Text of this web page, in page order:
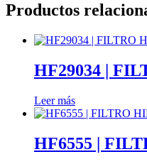
Productos
HF29034 |
Leer más
HF6555 |